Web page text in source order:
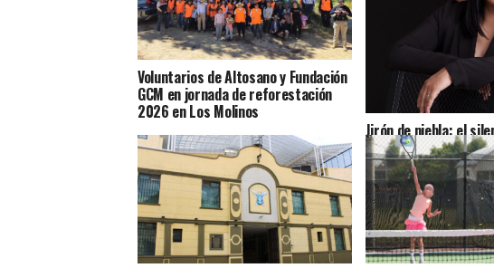
Voluntarios de Altosano y Fundación
GCM en jornada de reforestación
2026 en Los Molinos
Jirón de niebla: el
cuenta historias